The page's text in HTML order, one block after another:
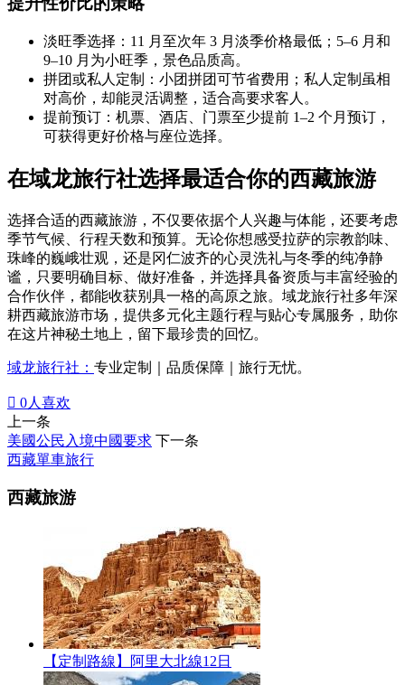
淡旺季选择：11 月至次年 3 月淡季价格最低；5–6 月和
9–10 月为小旺季，景色品质高。
拼团或私人定制：小团拼团可节省费用；私人定制虽相
对高价，却能灵活调整，适合高要求客人。
提前预订：机票、酒店、门票至少提前 1–2 个月预订，
可获得更好价格与座位选择。
在域龙旅行社选择最适合你的西藏旅游
选择合适的西藏旅游，不仅要依据个人兴趣与体能，还要考虑
季节气候、行程天数和预算。无论你想感受拉萨的宗教韵味、
珠峰的巍峨壮观，还是冈仁波齐的心灵洗礼与冬季的纯净静
谧，只要明确目标、做好准备，并选择具备资质与丰富经验的
合作伙伴，都能收获别具一格的高原之旅。域龙旅行社多年深
耕西藏旅游市场，提供多元化主题行程与贴心专属服务，助你
在这片神秘土地上，留下最珍贵的回忆。
域龙旅行社： 专业定制｜品质保障｜旅行无忧。
 0人喜欢
上一条
美國公民入境中國要求 下一条
西藏單車旅行
西藏旅游
【定制路線】阿里大北線12日